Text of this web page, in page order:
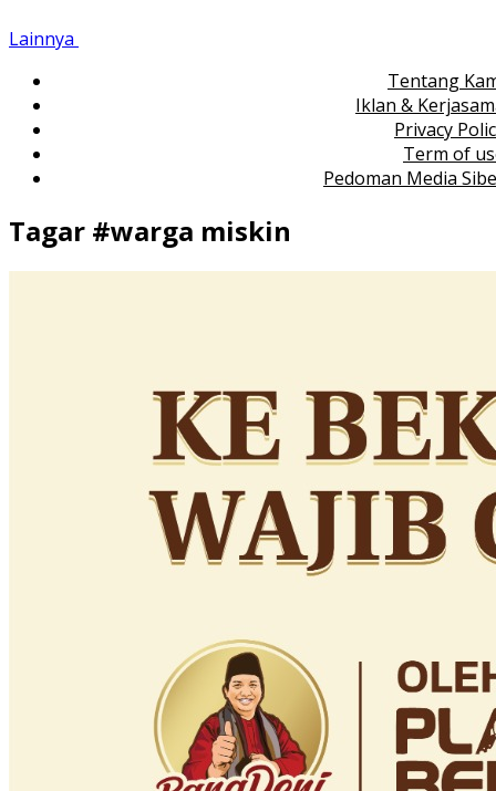
Lainnya
Tentang
Iklan &
Privacy
Term of
Pedoman Media
Tagar #warga miskin